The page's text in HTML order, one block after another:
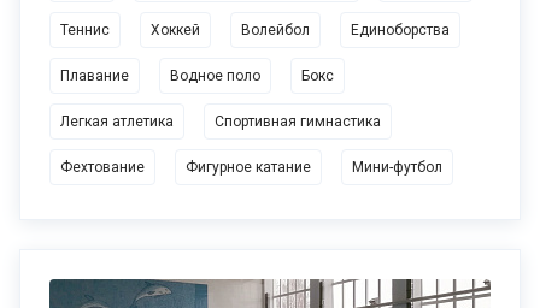
Теннис Хоккей Волейбол Единоборства
Плавание Водное поло Бокс
Легкая атлетика Cпортивная гимнастика
Фехтование Фигурное катание Мини-футбол